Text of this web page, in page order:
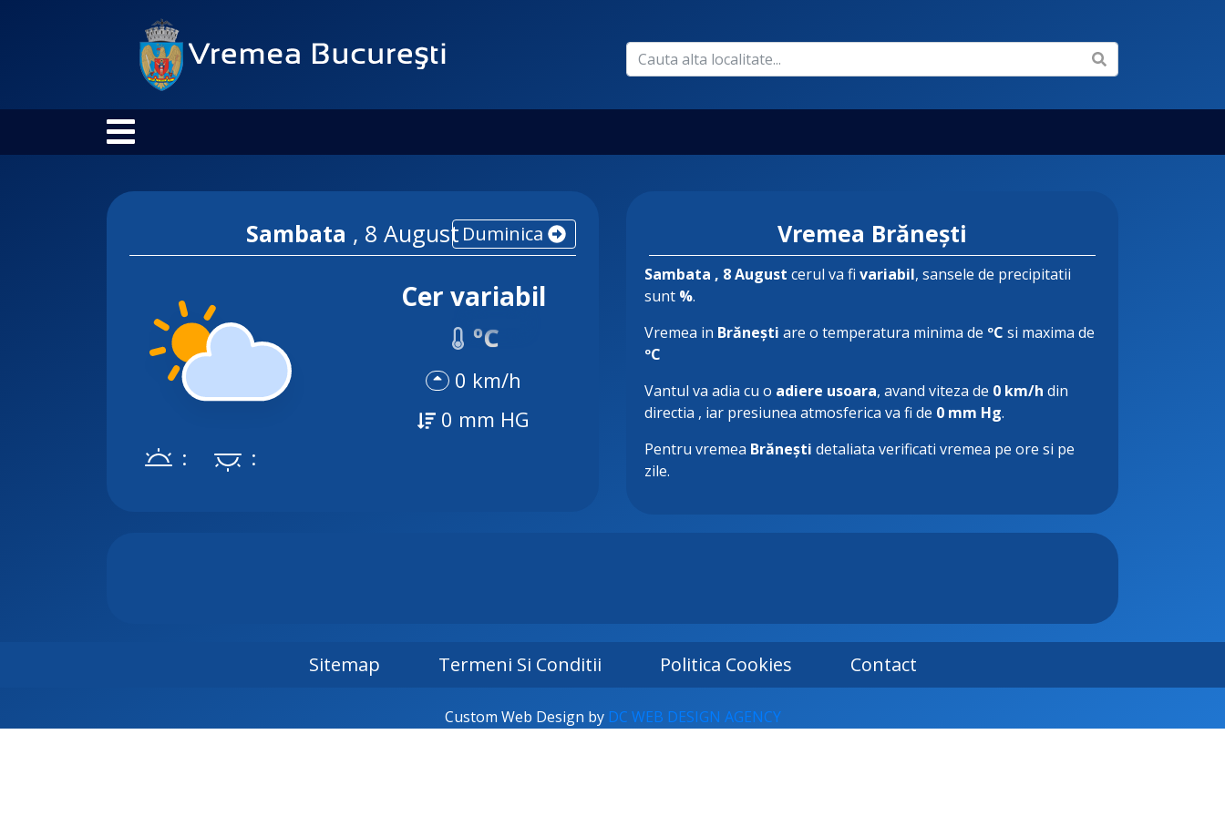
Sambata , 8 August Duminica
Cer variabil
ºC
0 km/h
0 mm HG
:
:
Vremea Brănești
Sambata , 8 August cerul va fi variabil, sansele de precipitatii
sunt %.
Vremea in Brănești are o temperatura minima de ºC si maxima de
ºC
Vantul va adia cu o adiere usoara, avand viteza de 0 km/h din
directia , iar presiunea atmosferica va fi de 0 mm Hg.
Pentru vremea Brănești detaliata verificati vremea pe ore si pe
zile.
Sitemap Termeni Si Conditii Politica Cookies Contact
Custom Web Design by DC WEB DESIGN AGENCY